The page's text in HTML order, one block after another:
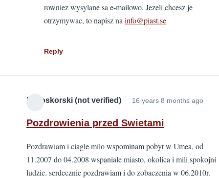
rowniez wysylane sa e-mailowo. Jezeli chcesz je
otrzymywac, to napisz na info@piast.se
Reply
Bialoskorski (not verified) 16 years 8 months ago
Pozdrowienia przed Swietami
Pozdrawiam i ciagle milo wspominam pobyt w Umea, od
11.2007 do 04.2008 wspaniale miasto, okolica i mili spokojni
ludzie. serdecznie pozdrawiam i do zobaczenia w 06.2010r.